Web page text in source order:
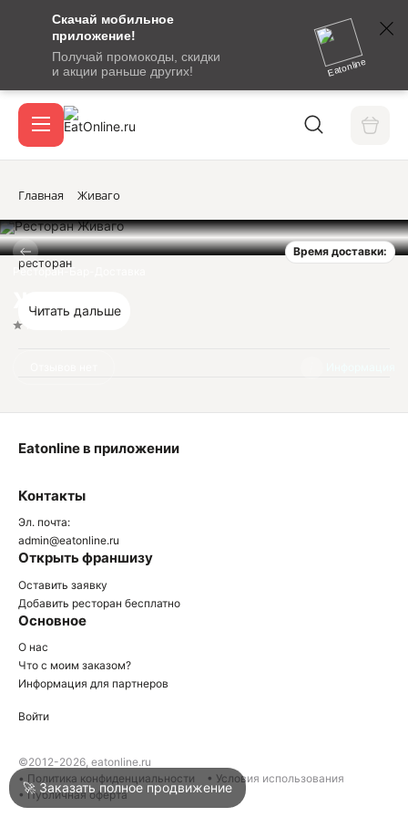
Скачай мобильное
приложение!
Получай промокоды, скидки
и акции раньше других!
Eatonline
сообщение
кодом
подтверждения
Вход / регистрация
Акции
Войти
Написать в техподдержку
Главная Живаго
Время доставки:
Ресторан-Бар-Доставка
Живаго
ресторан
Читать дальше
Контакты
Эл. почта:
admin@eatonline.ru
Открыть франшизу
Оставить заявку
Добавить ресторан бесплатно
Основное
О нас
Что с моим заказом?
Информация для партнеров
Eatonline в приложении
Войти
©2012-2026, eatonline.ru
• Политика конфиденциальности
• Условия использования
• Публичная оферта
🚀 Заказать полное продвижение